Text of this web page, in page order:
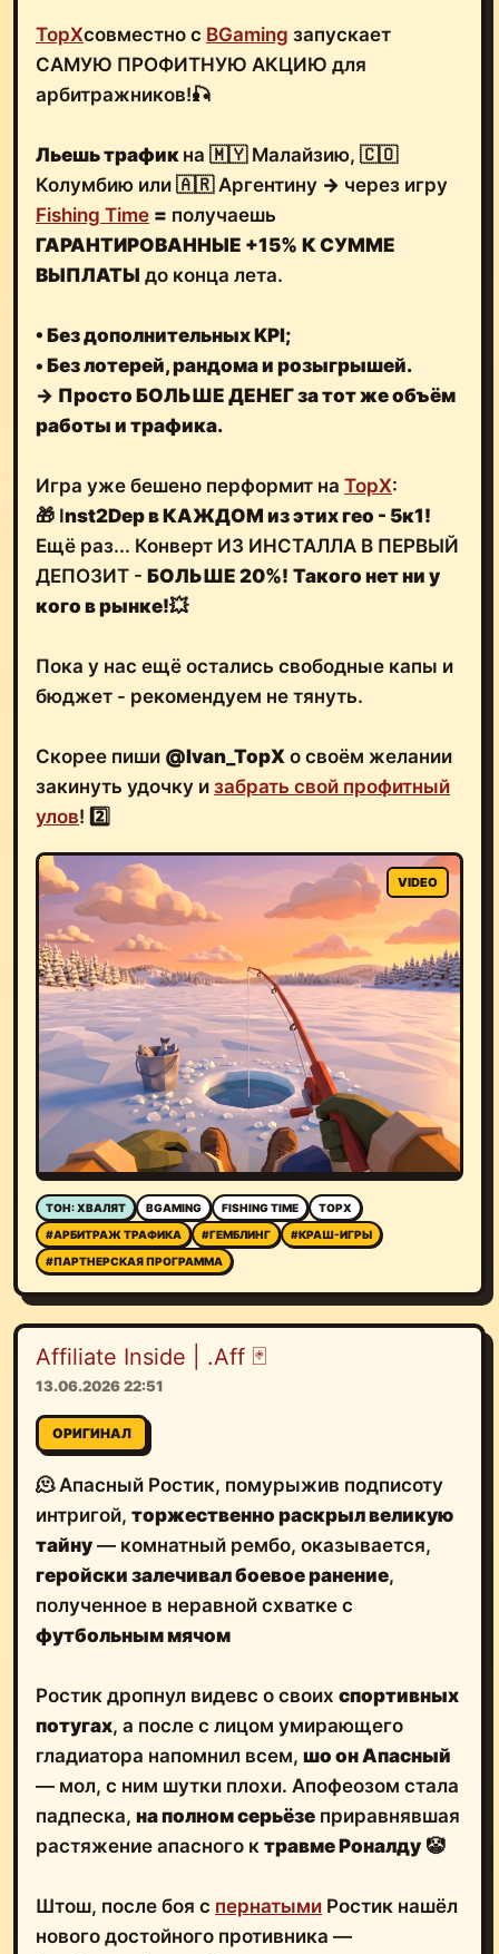
TopXсовместно с BGaming запускает
САМУЮ ПРОФИТНУЮ АКЦИЮ для
арбитражников!🎣
Льешь трафик на 🇲🇾 Малайзию, 🇨🇴
Колумбию или 🇦🇷 Аргентину → через игру
Fishing Time = получаешь
ГАРАНТИРОВАННЫЕ +15% К СУММЕ
ВЫПЛАТЫ до конца лета.
• Без дополнительных KPI;
• Без лотерей, рандома и розыгрышей.
→ Просто БОЛЬШЕ ДЕНЕГ за тот же объём
работы и трафика.
Игра уже бешено перформит на TopX:
🎁 Inst2Dep в КАЖДОМ из этих гео - 5к1!
Ещё раз... Конверт ИЗ ИНСТАЛЛА В ПЕРВЫЙ
ДЕПОЗИТ - БОЛЬШЕ 20%! Такого нет ни у
кого в рынке!💥
Пока у нас ещё остались свободные капы и
бюджет - рекомендуем не тянуть.
Скорее пиши @Ivan_TopX о своём желании
закинуть удочку и забрать свой профитный
улов! 2️⃣
ТОН: ХВАЛЯТ BGAMING FISHING TIME
TOPX
#АРБИТРАЖ ТРАФИКА
#ГЕМБЛИНГ
#КРАШ-ИГРЫ
#ПАРТНЕРСКАЯ ПРОГРАММА
Affiliate Inside | .Aff 🃏
13.06.2026 22:51
ОРИГИНАЛ
🫠 Апасный Ростик, помурыжив подписоту
интригой, торжественно раскрыл великую
тайну — комнатный рембо, оказывается,
геройски залечивал боевое ранение,
полученное в неравной схватке с
футбольным мячом
Ростик дропнул видевс о своих спортивных
потугах, а после с лицом умирающего
гладиатора напомнил всем, шо он Апасный
— мол, с ним шутки плохи. Апофеозом стала
падпеска, на полном серьёзе приравнявшая
растяжение апасного к травме Роналду 🤡
Штош, после боя с пернатыми Ростик нашёл
нового достойного противника —